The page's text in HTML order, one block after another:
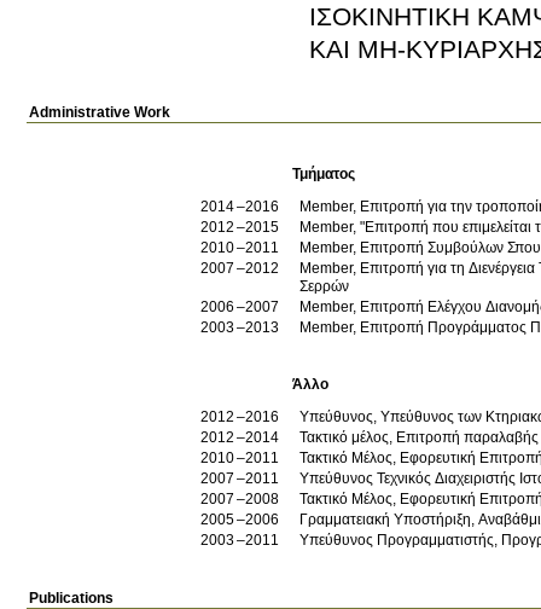
ΙΣΟΚΙΝΗΤΙΚΗ
ΚΑΙ ΜΗ-
Administrative Work
Τμήματος
2014
2016
Member, Επιτροπή για την
2012
2015
Member, "Επιτροπή που
2010
2011
Member, Επιτροπή Συμβούλων
2007
2012
Member, Επιτροπή για τη
Σερρών
2006
2007
Member, Επιτροπή Ελέγχου
2003
2013 Member, Επιτροπή Προγράμματος
Άλλο
2012
2016
Υπεύθυνος, Υπεύθυνος των
2012
2014
Τακτικό μέλος, Επιτροπή
2010
2011
Τακτικό Μέλος, Εφορευτική
2007
2011
Υπεύθυνος Τεχνικός Διαχειριστής
2007
2008
Τακτικό Μέλος, Εφορευτική
2005
2006
Γραμματειακή Υποστήριξη,
2003
2011 Υπεύθυνος Προγραμματιστής,
Publications